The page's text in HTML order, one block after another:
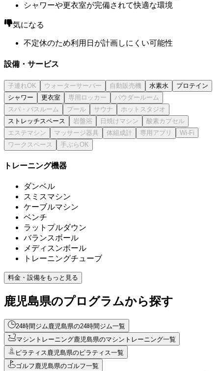
シャワーや更衣室が完備されて快適な環境
気になる
不定休のため利用日が計画しにくい可能性
設備・サービス
水素水
プロテイン
シャワー
更衣室
ストレッチスペース
トレーニング機器
ダンベル
スミスマシン
ケーブルマシン
ベンチ
ラットプルダウン
バランスボール
メディスンボール
トレーニングチューブ
料金・設備をもっと見る
鹿児島県のプログラムから探す
24時間ジム鹿児島県の24時間ジム一覧
マシントレーニング鹿児島県のマシントレーニング一覧
ピラティス鹿児島県のピラティス一覧
ゴルフ鹿児島県のゴルフ一覧